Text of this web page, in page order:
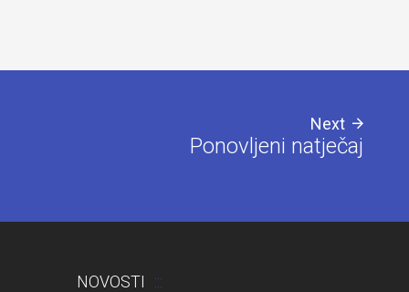
Next
Ponovljeni natječaj
NOVOSTI